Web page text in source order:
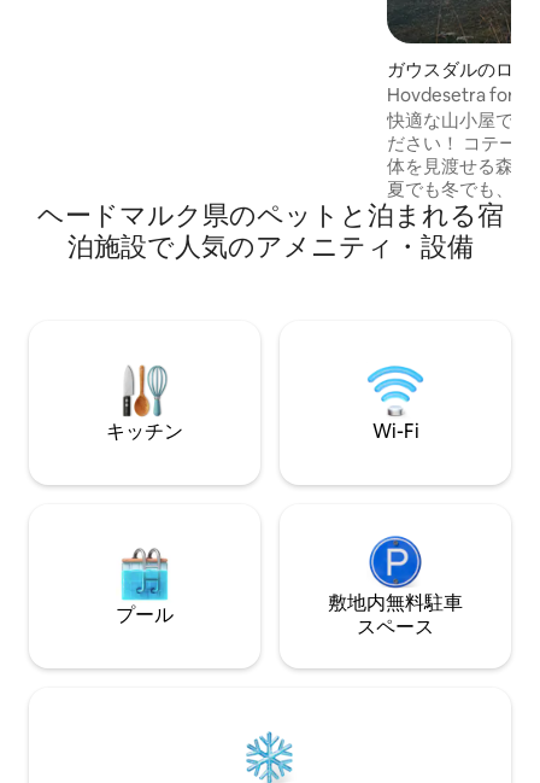
合わせください。
ガウスダルのログ
Hovdesetra for
快適な山小屋で美
ださい！ コテージは、Østre Gausdal全
体を見渡せる森の
夏でも冬でも、ド
のハイキングコー
で森の中を約1
へ。 コテージには5つのベッド、折り畳み
す。 中心部とSkeikampenまで15分、リ
レハンメルまで
で45分。
ヘードマルク県のペットと泊まれる宿
泊施設で人気のアメニティ・設備
キッチン Wi-Fi
プール
敷地内無料駐⁠車
ス⁠ペ⁠ー⁠ス